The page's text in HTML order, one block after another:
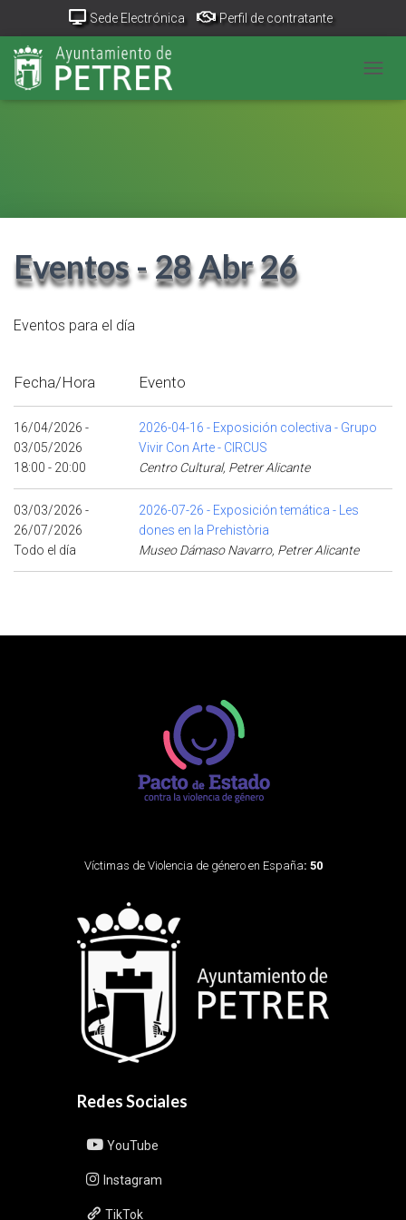
Sede Electrónica Perfil de contratante
Portal Transparencia
Canal de denuncias
Eventos - 28 Abr 26
Eventos para el día
Fecha/Hora Evento
16/04/2026 -
03/05/2026
18:00 - 20:00
2026-04-16 - Exposición colectiva - Grupo
Vivir Con Arte - CIRCUS
Centro Cultural, Petrer Alicante
03/03/2026 -
26/07/2026
Todo el día
2026-07-26 - Exposición temática - Les
dones en la Prehistòria
Museo Dámaso Navarro, Petrer Alicante
Víctimas de Violencia de género en España: 50
Redes Sociales
YouTube
Instagram
TikTok